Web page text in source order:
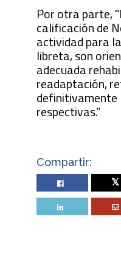
Por otra parte,
calificación de
actividad para
libreta, son
adecuada
readaptación,
respectivas.”
Compartir: